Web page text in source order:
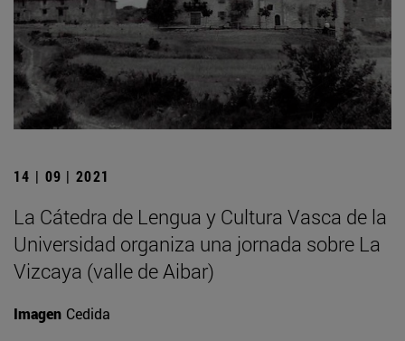
14 | 09 | 2021
La Cátedra de Lengua y Cultura Vasca de la
Universidad organiza una jornada sobre La
Vizcaya (valle de Aibar)
Imagen Cedida